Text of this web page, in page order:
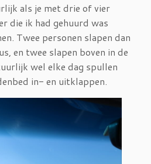
als je met drie of vier
die ik had gehuurd was
Twee personen slapen dan
en twee slapen boven in de
wel elke dag spullen
in- en uitklappen.